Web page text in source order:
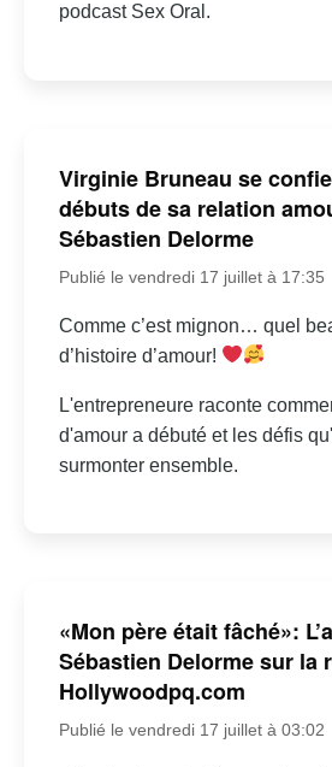
podcast Sex Oral.
Virginie Bruneau se
débuts de sa relation
Sébastien Delorme
Publié le vendredi 17 juillet à 17:35
Comme c’est mignon… quel
d’histoire d’amour!
L'entrepreneure raconte
d'amour a débuté et les défis
surmonter ensemble.
«Mon père était fâché»:
Sébastien Delorme sur la
Hollywoodpq.com
Publié le vendredi 17 juillet à 03:02